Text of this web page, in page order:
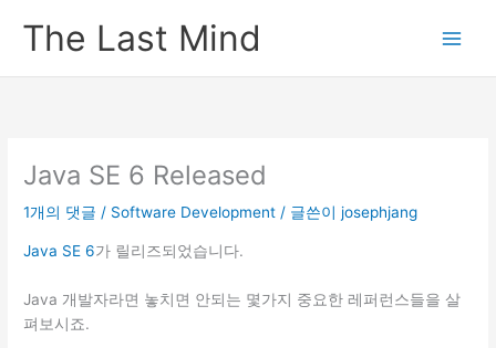
The Last Mind
Java SE 6 Released
1개의 댓글 / Software Development / 글쓴이josephjang
Java SE 6가 릴리즈되었습니다.
Java 개발자라면 놓치면 안되는 몇가지 중요한 레퍼런스들을 살
펴보시죠.